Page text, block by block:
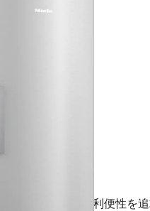
など、さらなる利便性を